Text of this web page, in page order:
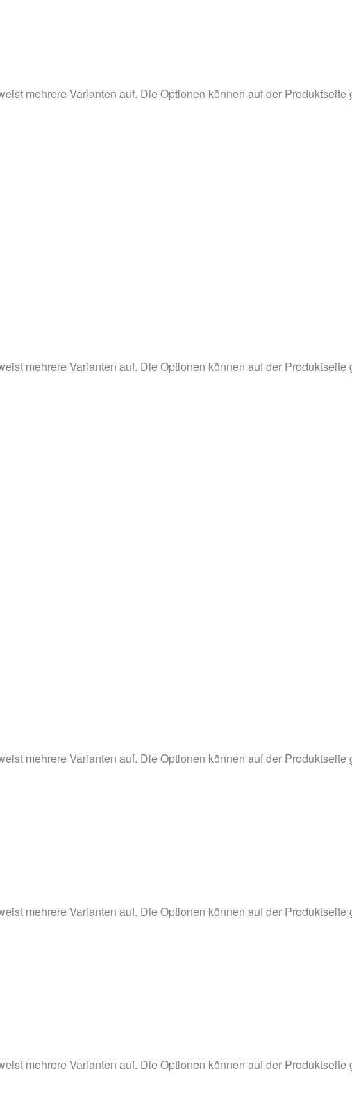
mehrere Varianten auf. Die Optionen können auf der Produktseite
mehrere Varianten auf. Die Optionen können auf der Produktseite
mehrere Varianten auf. Die Optionen können auf der Produktseite
mehrere Varianten auf. Die Optionen können auf der Produktseite
mehrere Varianten auf. Die Optionen können auf der Produktseite